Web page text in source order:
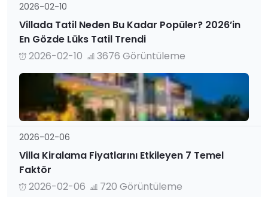
2026-02-10
Villada Tatil Neden Bu Kadar Popüler? 2026’in
En Gözde Lüks Tatil Trendi
2026-02-10
3676 Görüntüleme
2026-02-06
Villa Kiralama Fiyatlarını Etkileyen 7 Temel
Faktör
2026-02-06
720 Görüntüleme